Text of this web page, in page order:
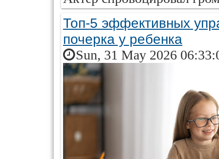
Топ-5 эффективных
почерка у ребенка
Sun, 31 May 2026